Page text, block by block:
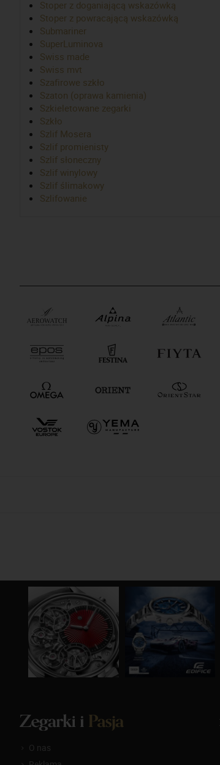
Stoper z doganiającą wskazówką
Stoper z powracającą wskazówką
Submariner
SuperLuminova
Swiss made
Swiss mvt
Szafirowe szkło
Szaton (oprawa kamienia)
Szkieletowane zegarki
Szkło
Szlif Mosera
Szlif promienisty
Szlif słoneczny
Szlif winylowy
Szlif ślimakowy
Szlifowanie
O nas